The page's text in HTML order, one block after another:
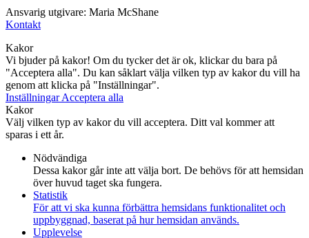
Ansvarig utgivare: Maria McShane
Kontakt
Kakor
Vi bjuder på kakor! Om du tycker det är ok, klickar du bara på
"Acceptera alla". Du kan såklart välja vilken typ av kakor du vill ha
genom att klicka på "Inställningar".
InställningarAcceptera alla
Kakor
Välj vilken typ av kakor du vill acceptera. Ditt val kommer att
sparas i ett år.
Nödvändiga
Dessa kakor går inte att välja bort. De behövs för att hemsidan
över huvud taget ska fungera.
Statistik
För att vi ska kunna förbättra hemsidans funktionalitet och
uppbyggnad, baserat på hur hemsidan används.
Upplevelse